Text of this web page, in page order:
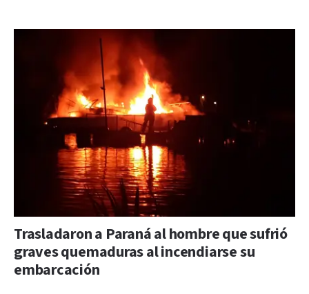
Trasladaron a Paraná al hombre que sufrió
graves quemaduras al incendiarse su
embarcación